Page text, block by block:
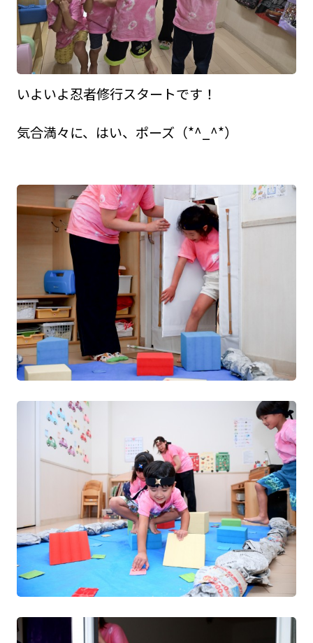
いよいよ忍者修行スタートです！
気合満々に、はい、ポーズ（*^_^*）